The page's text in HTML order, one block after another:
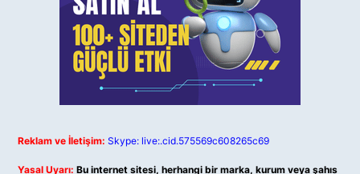
Reklam ve İletişim: Skype: live:.cid.575569c608265c69
Yasal Uyarı: Bu internet sitesi, herhangi bir marka, kurum veya şahıs